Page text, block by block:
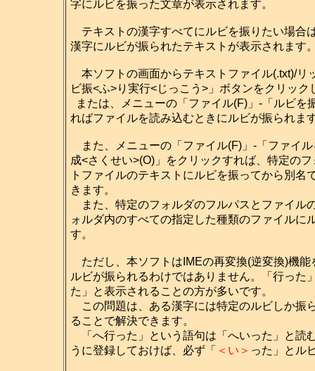
字にルビを振った文章が表示されます。
テキストの漢字すべてにルビを振りたい場合
漢字にルビが振られたテキストが表示されます
本ソフトの画面からテキストファイル(.txt)/リ
ビ振<ふ>り実行<じっこう>」ボタンをクリッ
または、メニューの「ファイル(F)」-「ルビを
ればファイルを読み込むときにルビが振られま
また、メニューの「ファイル(F)」-「ファイ
成<さくせい>(O)」をクリックすれば、特定の
トファイルのテキストにルビを振ってから別
きます。
また、特定のフォルダのフルパスとファイル
ォルダ内のすべての指定した種類のファイル
す。
ただし、本ソフトはIMEの再変換(逆変換)機
ルビが振られるわけではありません。「行った
た」と表示されることの方が多いです。
この問題は、ある漢字には特定のルビしか振
ることで解決できます。
「へ行った」という語句は「へいった」と読
うに登録しておけば、必ず「 ＜い＞ った」とル